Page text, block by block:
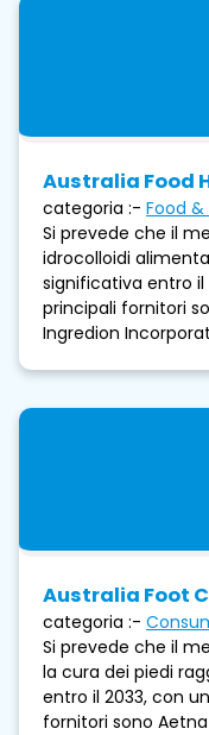
Australia Food
categoria :- Food &
Si prevede che il
idrocolloidi
significativa entro il
principali fornitori
Ingredion
Australia Foot
categoria :-
Si prevede che il
la cura dei piedi
entro il 2033, con
fornitori sono